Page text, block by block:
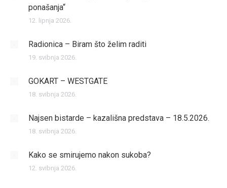
ponašanja“
12. lipnja 2026.
Radionica – Biram što želim raditi
19. svibnja 2026.
GOKART – WESTGATE
18. svibnja 2026.
Najsen bistarde – kazališna predstava – 18.5.2026.
18. svibnja 2026.
Kako se smirujemo nakon sukoba?
12. svibnja 2026.